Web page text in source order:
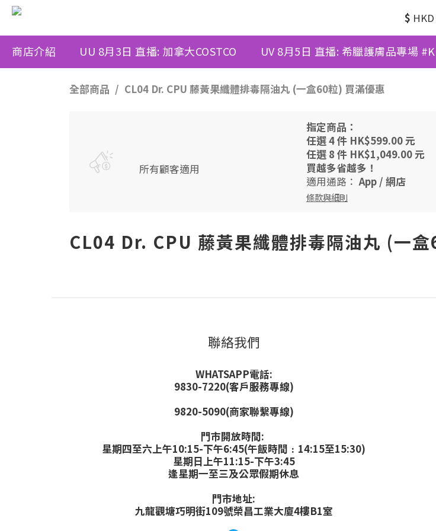
$ HKD
商店介紹 UU 8月3日 直播: 加拿大COSTCO UV 8月5日 直播: 希臘護膚品專場
全部商品 CL04 Dr. CPU 藤黃果纖體排毒隔油丸 (一盒60粒) 買滿優惠
所有顧客適用
指定商品：
任選 4 件 HK$599.00 元
任選 8 件 HK$1,049.00 元
買越多省越多！
適用通路：App / 網店
條款與細則
CL04 Dr. CPU 藤黃果纖體排毒隔油丸 (一
聯絡我們
WHATSAPP電話:
9830-7220(客戶服務專線)
9820-5090(商家聯繫專線)
門市開放時間:
星期四至六上午10:15-下午6:45(午飯時間﹕14:15至15:30)
星期日上午11:15-下午3:45
逢星期一至三及公眾假期休息
門市地址:
九龍觀塘巧明街109號榮昌工業大廈4樓B1室